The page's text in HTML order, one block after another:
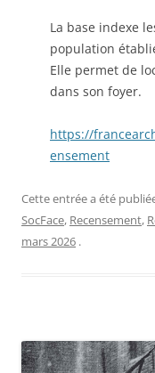
La base indexe
population
Elle permet de
dans son foyer.
https://
ensement
Cette entrée a été
SocFace, Recensement,
mars 2026 .